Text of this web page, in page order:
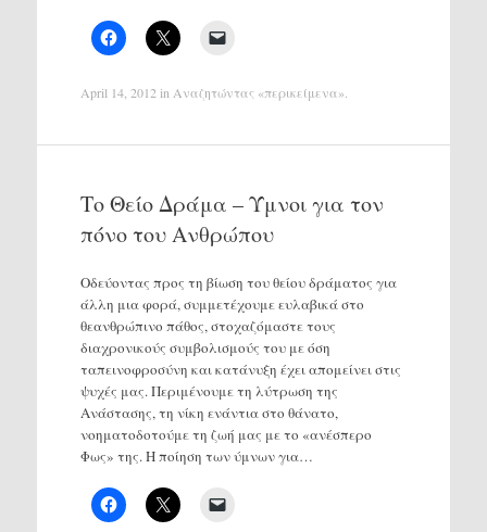
April 14, 2012 in Αναζητώντας «περικείμενα»
Το Θείο Δράμα – Ύμνοι για τον
πόνο του Ανθρώπου
Οδεύοντας προς τη βίωση του θείου δράματος για
άλλη μια φορά, συμμετέχουμε ευλαβικά στο
θεανθρώπινο πάθος, στοχαζόμαστε τους
διαχρονικούς συμβολισμούς του με όση
ταπεινοφροσύνη και κατάνυξη έχει απομείνει στις
ψυχές μας. Περιμένουμε τη λύτρωση της
Ανάστασης, τη νίκη ενάντια στο θάνατο,
νοηματοδοτούμε τη ζωή μας με το «ανέσπερο
Φως» της. Η ποίηση των ύμνων για…